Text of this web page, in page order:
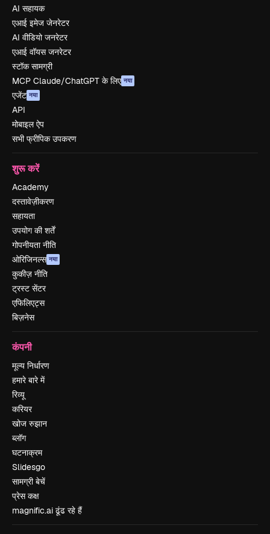
AI सहायक
एआई इमेज जेनरेटर
AI वीडियो जनरेटर
एआई वॉयस जनरेटर
स्टॉक सामग्री
MCP Claude/ChatGPT के लिए नया
एजेंट नया
API
मोबाइल ऐप
सभी फ्रीपिक उपकरण
शुरू करें
Academy
दस्तावेज़ीकरण
सहायता
उपयोग की शर्तें
गोपनीयता नीति
ओरिजिनल्स नया
कुकीज़ नीति
ट्रस्ट सेंटर
एफिलिएट्स
बिज़नेस
कंपनी
मूल्य निर्धारण
हमारे बारे में
रिव्यू
करियर
खोज रुझान
ब्लॉग
घटनाक्रम
Slidesgo
सामग्री बेचें
प्रेस कक्ष
magnific.ai ढूंढ रहे हैं